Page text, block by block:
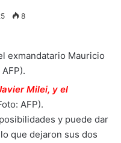
8
Milei, y el
AFP).
y puede dar
que dejaron sus dos